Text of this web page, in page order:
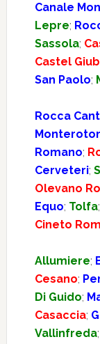
Canale
Lepre;
Sassola;
Castel
San Paolo;
Rocca
Romano;
Cerveteri;
Olevano
Equo; Tolfa;
Cineto
Allumiere;
Cesano;
Di Guido;
Casaccia;
Vallinfreda;